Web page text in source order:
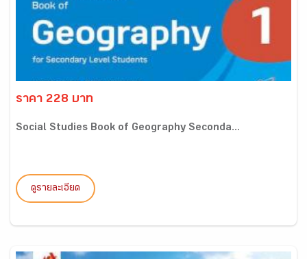
ราคา 228 บาท
Social Studies Book of Geography Seconda...
ดูรายละเอียด